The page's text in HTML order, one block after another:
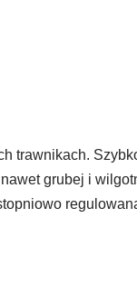
trawnikach.
grubej i